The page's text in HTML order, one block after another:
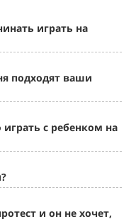
играть на
подходят ваши
с ребенком на
и он не хочет,